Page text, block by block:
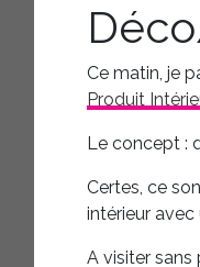
Ce matin, je
Produit
Le concept :
Certes, ce
intérieur
A visiter sans